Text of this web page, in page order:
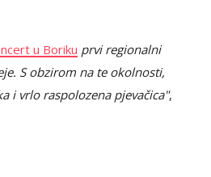
u Boriku prvi regionalni
S obzirom na te okolnosti,
i vrlo raspolozena pjevačica",